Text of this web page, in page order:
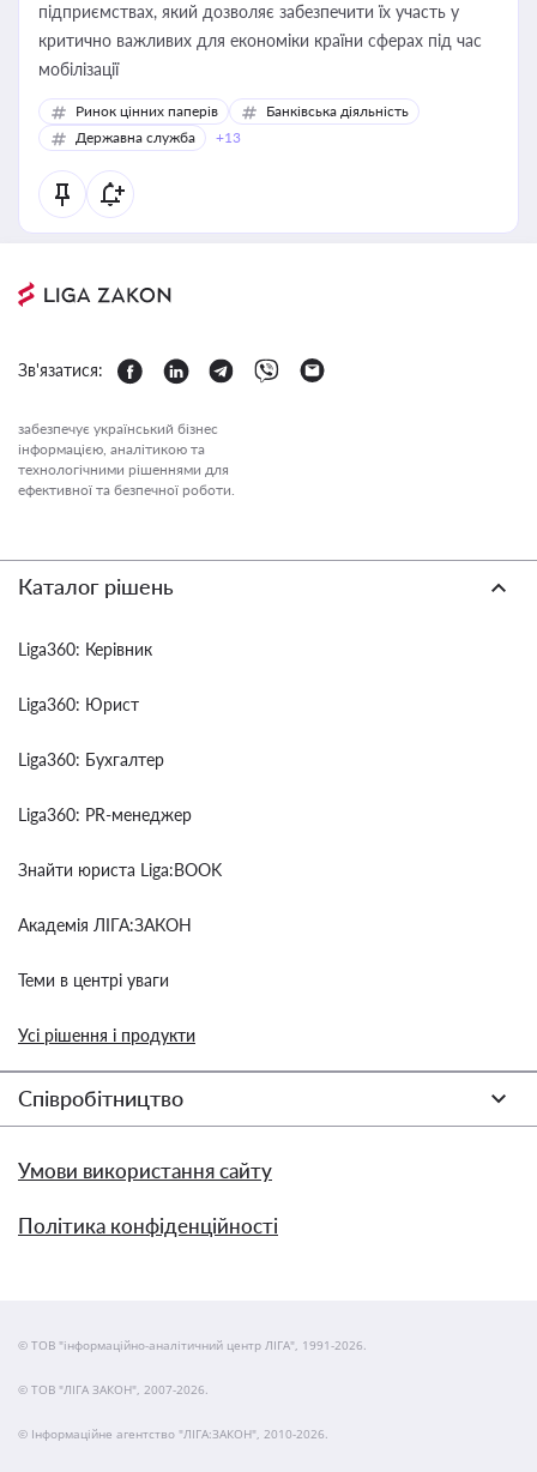
підприємствах, який дозволяє забезпечити їх участь у
критично важливих для економіки країни сферах під час
мобілізації
Ринок цінних паперів
Банківська діяльність
Державна служба
+13
Зв'язатися:
забезпечує український бізнес
інформацією, аналітикою та
технологічними рішеннями для
ефективної та безпечної роботи.
Каталог рішень
Liga360: Керівник
Liga360: Юрист
Liga360: Бухгалтер
Liga360: PR-менеджер
Знайти юриста Liga:BOOK
Академія ЛІГА:ЗАКОН
Теми в центрі уваги
Усі рішення і продукти
Співробітництво
Умови використання сайту
Політика конфіденційності
© ТОВ "інформаційно-аналітичний центр ЛІГА", 1991-2026.
© ТОВ "ЛІГА ЗАКОН", 2007-2026.
© Інформаційне агентство "ЛІГА:ЗАКОН", 2010-2026.